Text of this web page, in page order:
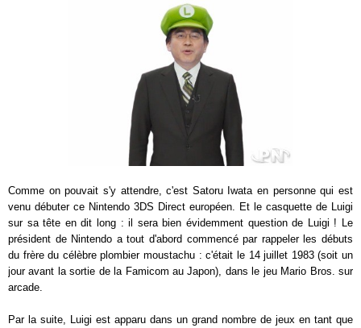
Comme on pouvait s'y attendre, c'est Satoru Iwata en personne qui est
venu débuter ce Nintendo 3DS Direct européen. Et le casquette de Luigi
sur sa tête en dit long : il sera bien évidemment question de Luigi ! Le
président de Nintendo a tout d'abord commencé par rappeler les débuts
du frère du célèbre plombier moustachu : c'était le 14 juillet 1983 (soit un
jour avant la sortie de la Famicom au Japon), dans le jeu Mario Bros. sur
arcade.
Par la suite, Luigi est apparu dans un grand nombre de jeux en tant que